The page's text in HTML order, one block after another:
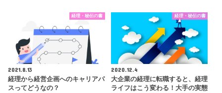
経理・秘伝の書
2021.8.13
経理から経営企画へのキャリアパ
スってどうなの？
経理・秘伝の書
2020.12.4
大企業の経理に転職すると、経理
ライフはこう変わる！大手の実態